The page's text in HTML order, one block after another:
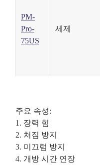
PM-
Pro-
75US
세제
주요 속성:
1. 장력 힘
2. 처짐 방지
3. 미끄럼 방지
4. 개방 시간 연장